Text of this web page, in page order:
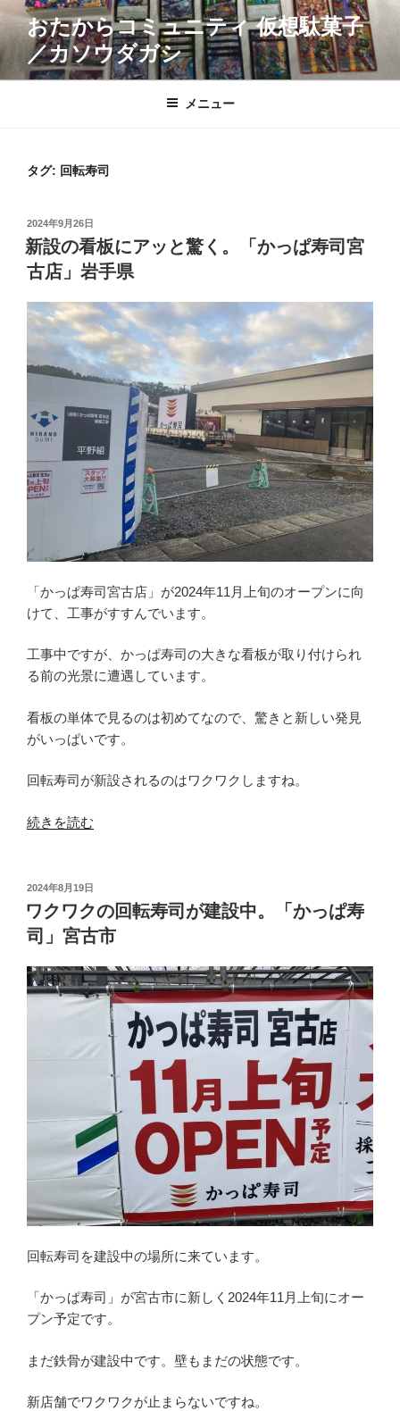
ン
テ
おたからコミュニティ 仮想駄菓子
／カソウダガシ
メニュー
タグ: 回転寿司
投
稿
日:
2024年9月26日
新設の看板にアッと驚く。「かっぱ寿司宮
古店」岩手県
「かっぱ寿司宮古店」が2024年11月上旬のオープンに向
けて、工事がすすんでいます。
工事中ですが、かっぱ寿司の大きな看板が取り付けられ
る前の光景に遭遇しています。
看板の単体で見るのは初めてなので、驚きと新しい発見
がいっぱいです。
回転寿司が新設されるのはワクワクしますね。
“新
看
板
に
ッ
と
寿
古
店」
岩
手
の
続きを読む
投
稿
日:
2024年8月19日
ワクワクの回転寿司が建設中。「かっぱ寿
司」宮古市
回転寿司を建設中の場所に来ています。
「かっぱ寿司」が宮古市に新しく2024年11月上旬にオー
プン予定です。
まだ鉄骨が建設中です。壁もまだの状態です。
新店舗でワクワクが止まらないですね。